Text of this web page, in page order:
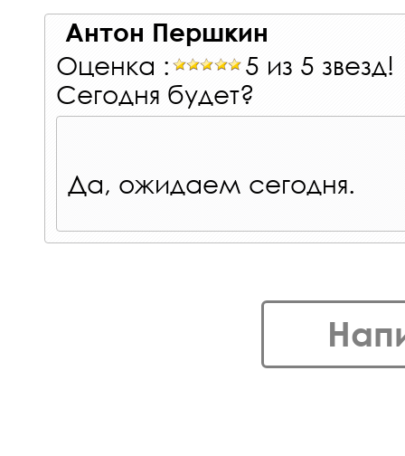
Антон Першкин
Оценка :
5 из 5 звезд!
Сегодня будет?
Да, ожидаем сегодня.